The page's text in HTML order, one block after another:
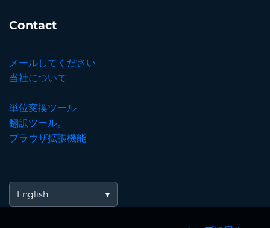
Contact
メールしてください
当社について
単位変換ツール
翻訳ツール。
ブラウザ拡張機能
English